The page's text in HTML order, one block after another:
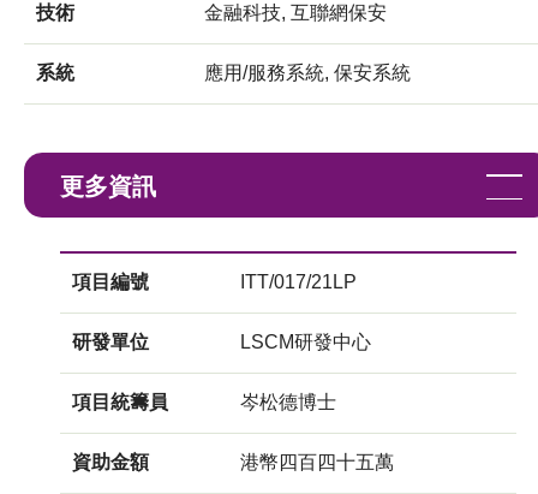
技術 金融科技, 互聯網保安
系統 應用/服務系統, 保安系統
更多資訊
項目編號 ITT/017/21LP
研發單位 LSCM研發中心
項目統籌員 岑松德博士
資助金額 港幣四百四十五萬